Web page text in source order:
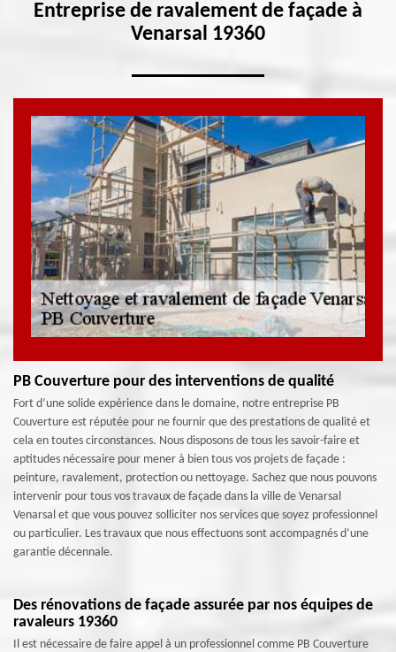
Entreprise de ravalement de façade à
Venarsal 19360
PB Couverture pour des interventions de qualité
Fort d’une solide expérience dans le domaine, notre entreprise PB
Couverture est réputée pour ne fournir que des prestations de qualité et
cela en toutes circonstances. Nous disposons de tous les savoir-faire et
aptitudes nécessaire pour mener à bien tous vos projets de façade :
peinture, ravalement, protection ou nettoyage. Sachez que nous pouvons
intervenir pour tous vos travaux de façade dans la ville de Venarsal
Venarsal et que vous pouvez solliciter nos services que soyez professionnel
ou particulier. Les travaux que nous effectuons sont accompagnés d’une
garantie décennale.
Des rénovations de façade assurée par nos équipes de
ravaleurs 19360
Il est nécessaire de faire appel à un professionnel comme PB Couverture